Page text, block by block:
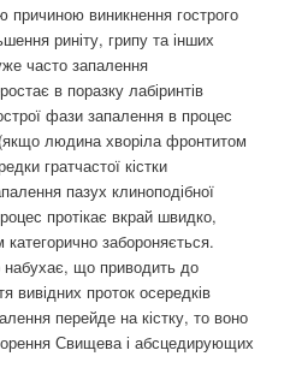
причиною виникнення гострого
риніту, грипу та інших
часто запалення
в поразку лабіринтів
фази запалення в процес
людина хворіла фронтитом
гратчастої кістки
пазух клиноподібної
протікає вкрай швидко,
категорично забороняється.
що приводить до
вивідних проток осередків
перейде на кістку, то воно
Свищева і абсцедирующих